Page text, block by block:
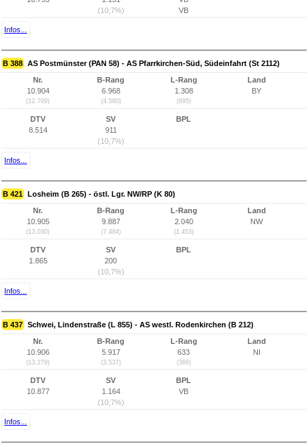
(10,7%)
VB
Infos...
B 388 AS Postmünster (PAN 58) - AS Pfarrkirchen-Süd, Südeinfahrt (St 2112)
Nr.
10.904
(12.709)
B-Rang
6.968
(4.580)
L-Rang
1.308
(895)
Land
BY
DTV
8.514
SV
911
(10,7%)
BPL
Infos...
B 421 Losheim (B 265) - östl. Lgr. NW/RP (K 80)
Nr.
10.905
(13.030)
B-Rang
9.887
(7.484)
L-Rang
2.040
(1.453)
Land
NW
DTV
1.865
SV
200
(10,7%)
BPL
Infos...
B 437 Schwei, Lindenstraße (L 855) - AS westl. Rodenkirchen (B 212)
Nr.
10.906
(13.279)
B-Rang
5.917
(3.537)
L-Rang
633
(366)
Land
NI
DTV
10.877
SV
1.164
(10,7%)
BPL
VB
Infos...